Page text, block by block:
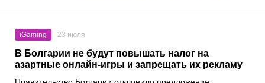
iGaming 23 июля
В Болгарии не будут повышать налог на
азартные онлайн-игры и запрещать их рекламу